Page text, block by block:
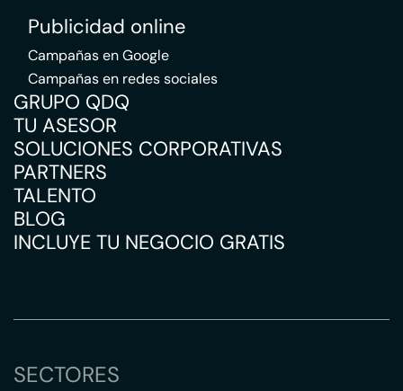
Publicidad online
Campañas en Google
Campañas en redes sociales
GRUPO QDQ
TU ASESOR
SOLUCIONES CORPORATIVAS
PARTNERS
TALENTO
BLOG
INCLUYE TU NEGOCIO GRATIS
SECTORES